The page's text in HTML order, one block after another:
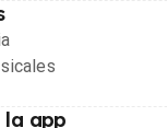
la app